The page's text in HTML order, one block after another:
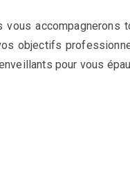
accompagnerons
objectifs
pour vous